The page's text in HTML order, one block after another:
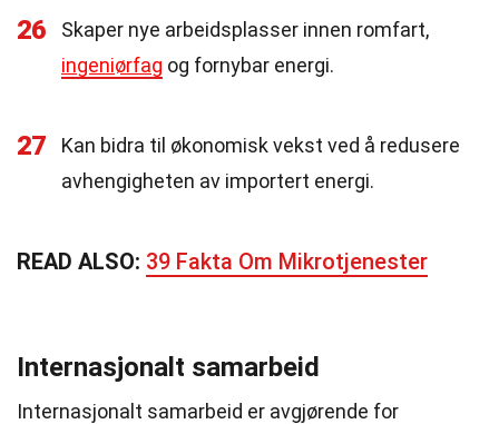
26
Skaper nye arbeidsplasser innen romfart,
ingeniørfag og fornybar energi.
27
Kan bidra til økonomisk vekst ved å redusere
avhengigheten av importert energi.
READ ALSO: 39 Fakta Om Mikrotjenester
Internasjonalt samarbeid
Internasjonalt samarbeid er avgjørende for